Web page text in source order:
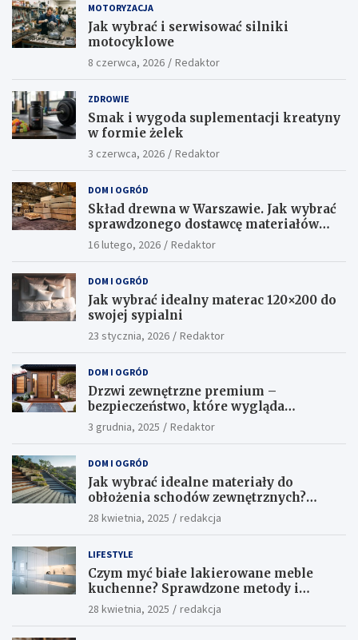
MOTORYZACJA
Jak wybrać i serwisować silniki
motocyklowe
8 czerwca, 2026 Redaktor
ZDROWIE
Smak i wygoda suplementacji kreatyny
w formie żelek
3 czerwca, 2026 Redaktor
DOM I OGRÓD
Skład drewna w Warszawie. Jak wybrać
sprawdzonego dostawcę materiałów
konstrukcyjnych?
16 lutego, 2026 Redaktor
DOM I OGRÓD
Jak wybrać idealny materac 120×200 do
swojej sypialni
23 stycznia, 2026 Redaktor
DOM I OGRÓD
Drzwi zewnętrzne premium –
bezpieczeństwo, które wygląda
ekskluzywnie
3 grudnia, 2025 Redaktor
DOM I OGRÓD
Jak wybrać idealne materiały do
obłożenia schodów zewnętrznych?
Praktyczne porady i inspiracje
28 kwietnia, 2025 redakcja
LIFESTYLE
Czym myć białe lakierowane meble
kuchenne? Sprawdzone metody i
skuteczne środki
28 kwietnia, 2025 redakcja